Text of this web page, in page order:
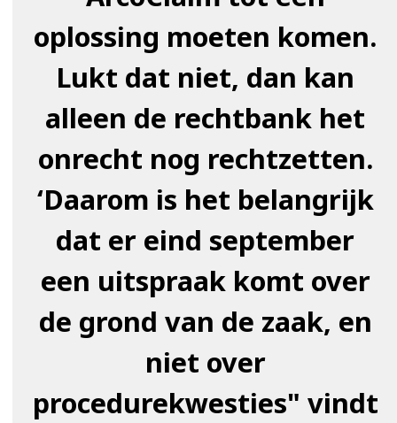
oplossing moeten komen.
Lukt dat niet, dan kan
alleen de rechtbank het
onrecht nog rechtzetten.
‘Daarom is het belangrijk
dat er eind september
een uitspraak komt over
de grond van de zaak, en
niet over
procedurekwesties" vindt